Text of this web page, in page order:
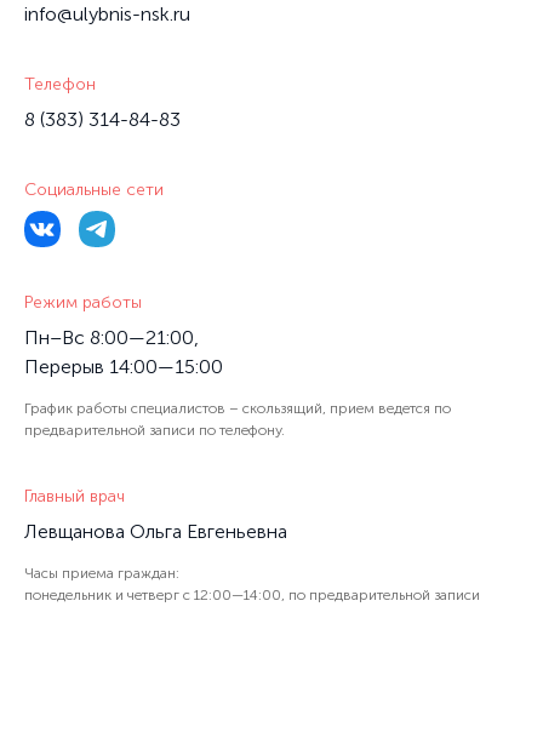
info@ulybnis-nsk.ru
Телефон
8 (383) 314-84-83
Социальные сети
Режим работы
Пн–Вс 8:00—21:00,
Перерыв 14:00—15:00
График работы специалистов – скользящий, прием ведется по
предварительной записи по телефону.
Главный врач
Левщанова Ольга Евгеньевна
Часы приема граждан:
понедельник и четверг с 12:00—14:00, по предварительной записи